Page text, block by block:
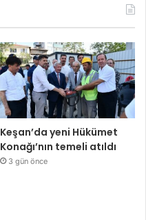
Keşan’da yeni Hükümet
Konağı’nın temeli atıldı
3 gün önce